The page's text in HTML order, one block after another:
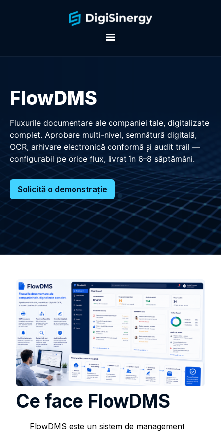
FlowDMS
Fluxurile documentare ale companiei tale, digitalizate
complet. Aprobare multi-nivel, semnătură digitală,
OCR, arhivare electronică conformă și audit trail —
configurabil pe orice flux, livrat în 6–8 săptămâni.
Solicită o demonstrație
Ce face FlowDMS
FlowDMS este un sistem de management